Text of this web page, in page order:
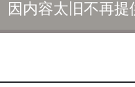
因内容太旧不再提